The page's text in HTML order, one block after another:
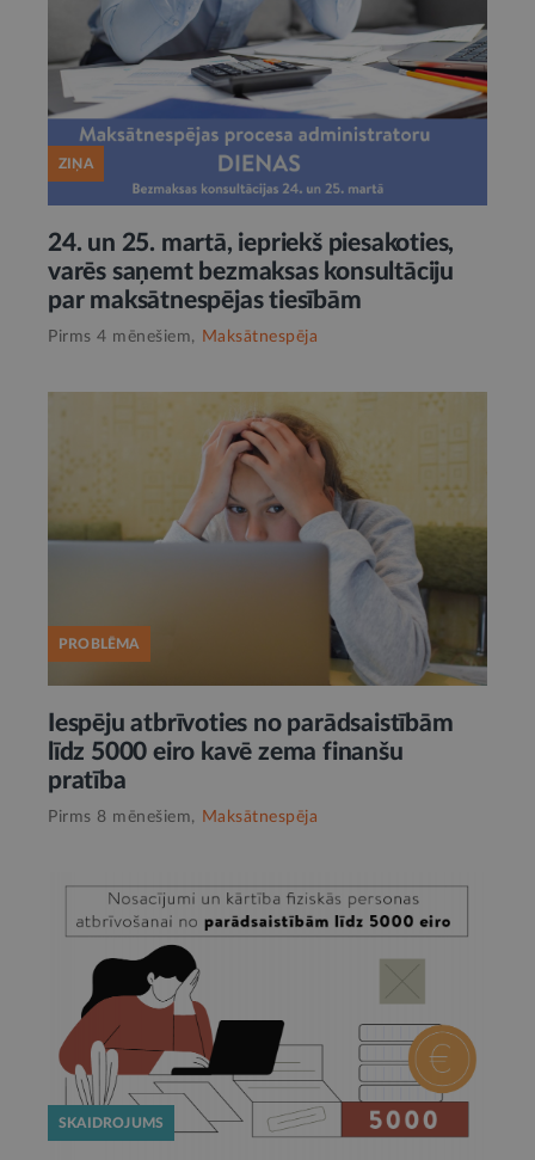
ZIŅA
24. un 25. martā, iepriekš piesakoties,
varēs saņemt bezmaksas konsultāciju
par maksātnespējas tiesībām
Pirms 4 mēnešiem, Maksātnespēja
PROBLĒMA
Iespēju atbrīvoties no parādsaistībām
līdz 5000 eiro kavē zema finanšu
pratība
Pirms 8 mēnešiem, Maksātnespēja
SKAIDROJUMS